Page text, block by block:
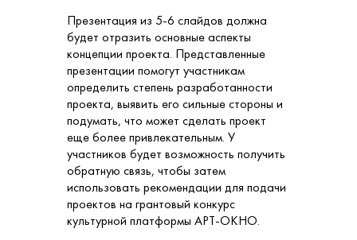
Презентация из 5-6 слайдов должна
будет отразить основные аспекты
концепции проекта. Представленные
презентации помогут участникам
определить степень разработанности
проекта, выявить его сильные стороны и
подумать, что может сделать проект
еще более привлекательным. У
участников будет возможность получить
обратную связь, чтобы затем
использовать рекомендации для подачи
проектов на грантовый конкурс
культурной платформы АРТ-ОКНО.